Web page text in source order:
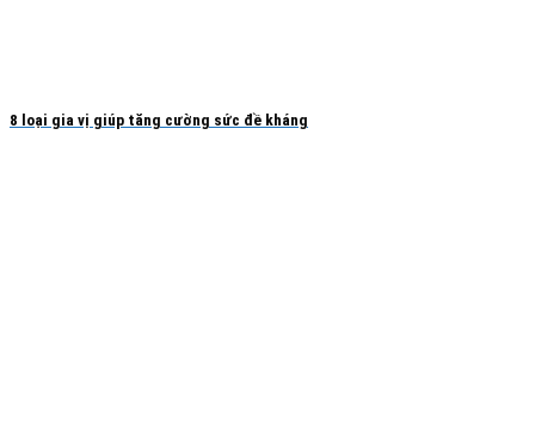
8 loại gia vị giúp tăng cường sức đề kháng